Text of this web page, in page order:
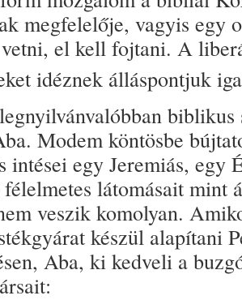
megfelelője, vagyis egy
el kell fojtani. A
idéznek álláspontjuk
Modem köntösbe
intései egy Jeremiás, egy
látomásait mint
veszik komolyan.
készül alapítani
Aba, ki kedveli a